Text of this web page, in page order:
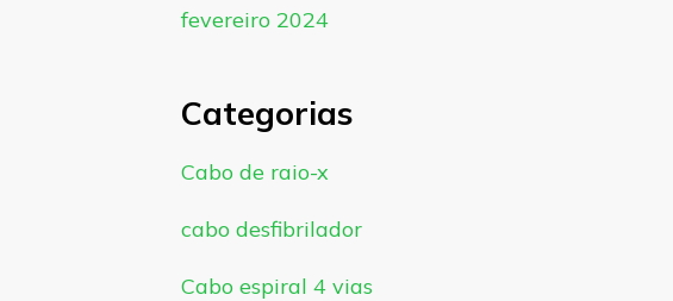
fevereiro 2024
Categorias
Cabo de raio-x
cabo desfibrilador
Cabo espiral 4 vias